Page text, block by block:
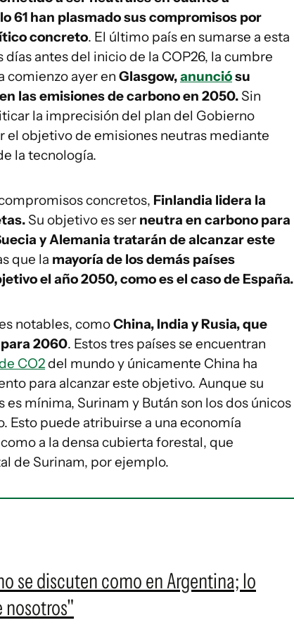
61 han plasmado sus compromisos por
concreto. El último país en sumarse a esta
antes del inicio de la COP26, la cumbre
comienzo ayer en Glasgow,anunciósu
las emisiones de carbono en 2050. Sin
la imprecisión del plan del Gobierno
el objetivo de emisiones neutras mediante
la tecnología.
concretos, Finlandia lidera la
Su objetivo es ser neutra en carbono para
y Alemania tratarán de alcanzar este
que la mayoría de los demás países
el año 2050, como es el caso de España.
notables, comoChina, India y Rusia, que
2060. Estos tres países se encuentran
CO2del mundo y únicamente China ha
para alcanzar este objetivo. Aunque su
mínima, Surinam y Bután son los dos únicos
Esto puede atribuirse a una economía
a la densa cubierta forestal, que
de Surinam, por ejemplo.
se discuten como en Argentina; lo
nosotros"